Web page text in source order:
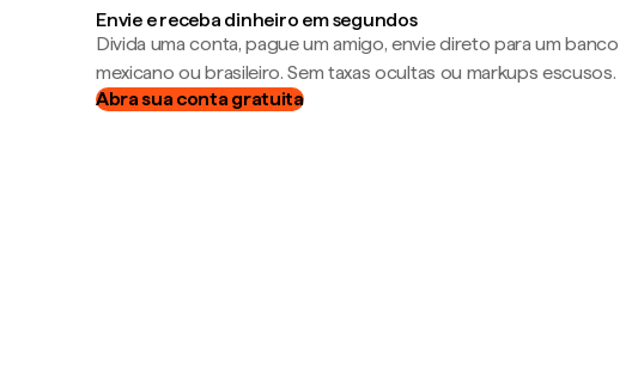
Envie e receba dinheiro em segundos
Divida uma conta, pague um amigo, envie direto para um banco
mexicano ou brasileiro. Sem taxas ocultas ou markups escusos.
Abra sua conta gratuita